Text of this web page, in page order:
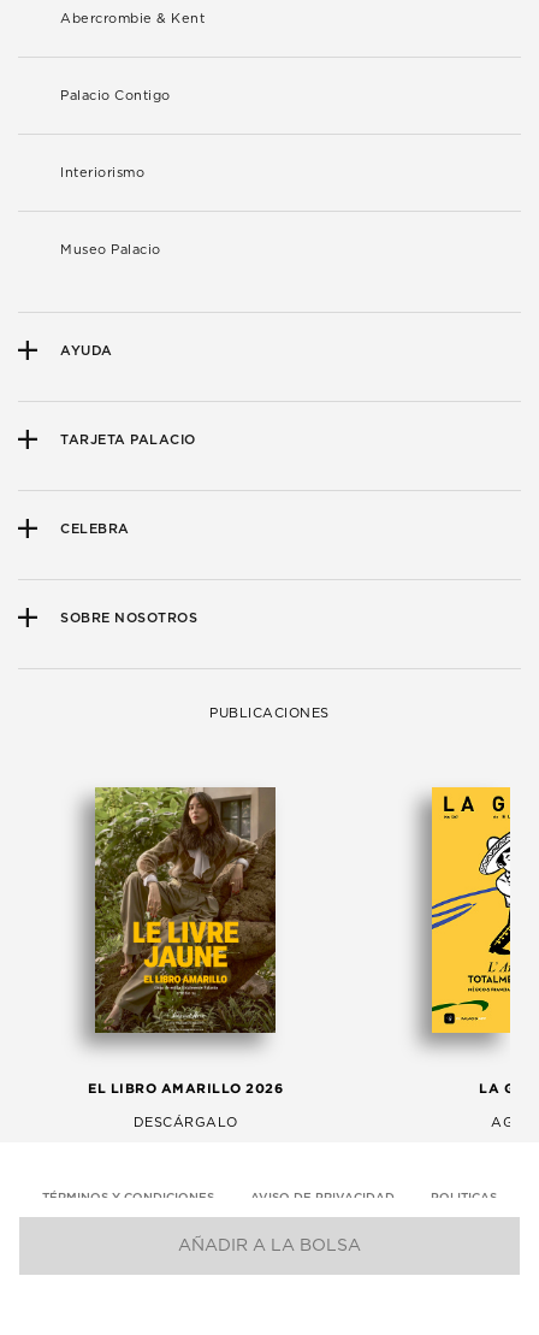
AÑADIR A LA BOLSA
Abercrombie & Kent
Palacio Contigo
Interiorismo
Museo Palacio
AYUDA
TARJETA PALACIO
CELEBRA
SOBRE NOSOTROS
PUBLICACIONES
EL LIBRO AMARILLO 2026
DESCÁRGALO
LA
TÉRMINOS Y CONDICIONES AVISO DE PRIVACIDAD POLITICAS